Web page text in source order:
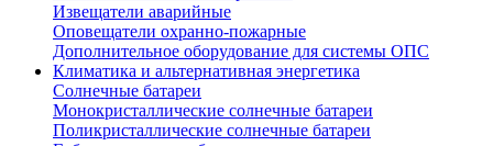
Извещатели аварийные
Оповещатели охранно-пожарные
Дополнительное оборудование для системы ОПС
Климатика и альтернативная энергетика
Солнечные батареи
Монокристаллические солнечные батареи
Поликристаллические солнечные батареи